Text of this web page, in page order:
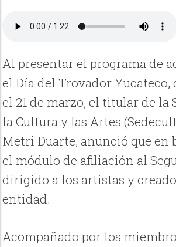
Al presentar el programa de
el Día del Trovador Yucateco,
el 21 de marzo, el titular de la
la Cultura y las Artes
Metri Duarte, anunció que en
el módulo de afiliación al
dirigido a los artistas y
entidad.
Acompañado por los